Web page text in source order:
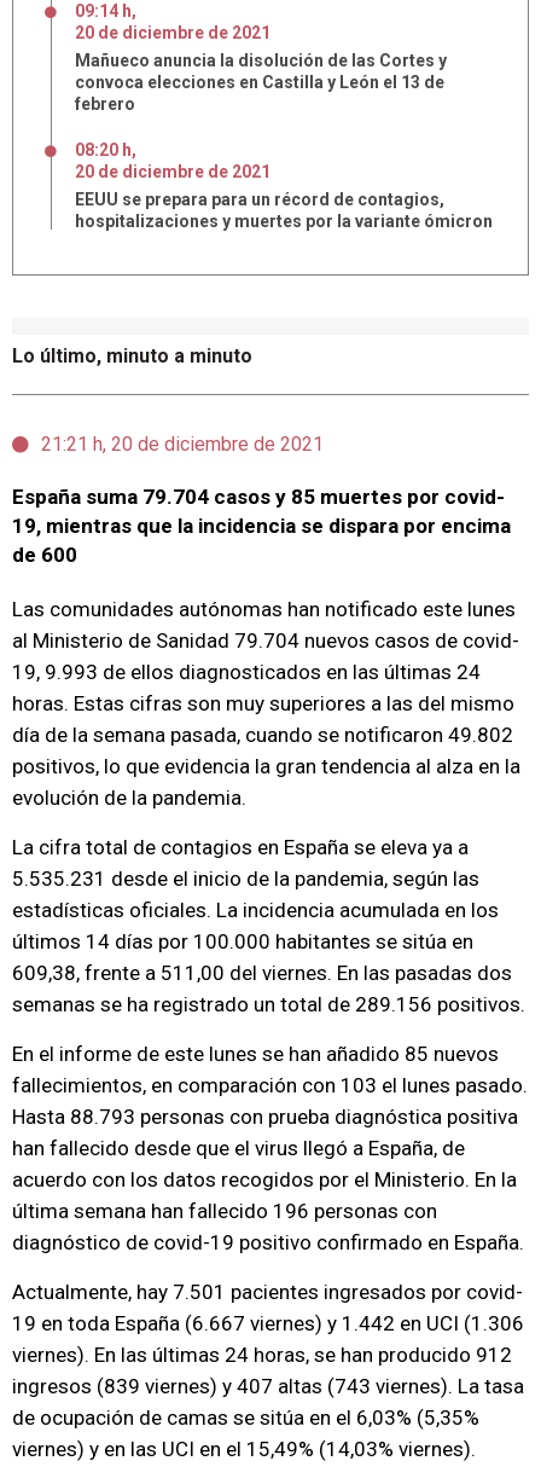
Lo último, minuto a minuto
21:21 h, 20 de diciembre de 2021
España suma 79.704 casos y 85 muertes por covid-
19, mientras que la incidencia se dispara por encima
de 600
Las comunidades autónomas han notificado este lunes
al Ministerio de Sanidad 79.704 nuevos casos de covid-
19, 9.993 de ellos diagnosticados en las últimas 24
horas. Estas cifras son muy superiores a las del mismo
día de la semana pasada, cuando se notificaron 49.802
positivos, lo que evidencia la gran tendencia al alza en la
evolución de la pandemia.
La cifra total de contagios en España se eleva ya a
5.535.231 desde el inicio de la pandemia, según las
estadísticas oficiales. La incidencia acumulada en los
últimos 14 días por 100.000 habitantes se sitúa en
609,38, frente a 511,00 del viernes. En las pasadas dos
semanas se ha registrado un total de 289.156 positivos.
En el informe de este lunes se han añadido 85 nuevos
fallecimientos, en comparación con 103 el lunes pasado.
Hasta 88.793 personas con prueba diagnóstica positiva
han fallecido desde que el virus llegó a España, de
acuerdo con los datos recogidos por el Ministerio. En la
última semana han fallecido 196 personas con
diagnóstico de covid-19 positivo confirmado en España.
Actualmente, hay 7.501 pacientes ingresados por covid-
19 en toda España (6.667 viernes) y 1.442 en UCI (1.306
viernes). En las últimas 24 horas, se han producido 912
ingresos (839 viernes) y 407 altas (743 viernes). La tasa
de ocupación de camas se sitúa en el 6,03% (5,35%
viernes) y en las UCI en el 15,49% (14,03% viernes).
09:14 h,
20 de diciembre de 2021
Mañueco anuncia la disolución de las Cortes y
convoca elecciones en Castilla y León el 13 de
febrero
08:20 h,
20 de diciembre de 2021
EEUU se prepara para un récord de contagios,
hospitalizaciones y muertes por la variante ómicron